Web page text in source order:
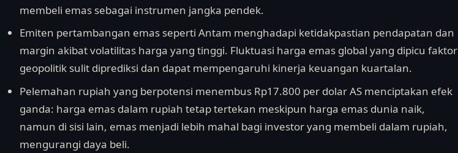
membeli emas sebagai instrumen jangka pendek.
Emiten pertambangan emas seperti Antam menghadapi ketidakpastian pendapatan dan
margin akibat volatilitas harga yang tinggi. Fluktuasi harga emas global yang dipicu faktor
geopolitik sulit diprediksi dan dapat mempengaruhi kinerja keuangan kuartalan.
Pelemahan rupiah yang berpotensi menembus Rp17.800 per dolar AS menciptakan efek
ganda: harga emas dalam rupiah tetap tertekan meskipun harga emas dunia naik,
namun di sisi lain, emas menjadi lebih mahal bagi investor yang membeli dalam rupiah,
mengurangi daya beli.